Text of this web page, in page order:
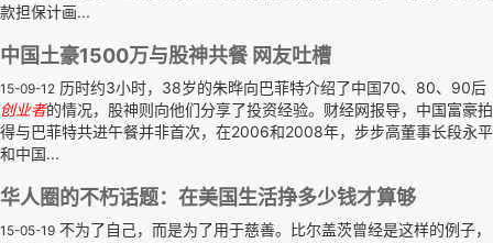
款担保计画...
中国土豪1500万与股神共餐 网友吐槽
15-09-12 历时约3小时，38岁的朱晔向巴菲特介绍了中国70、80、90后
创业者的情况，股神则向他们分享了投资经验。财经网报导，中国富豪拍
得与巴菲特共进午餐并非首次，在2006和2008年，步步高董事长段永平
和中国...
华人圈的不朽话题：在美国生活挣多少钱才算够
15-05-19 不为了自己，而是为了用于慈善。比尔盖茨曾经是这样的例子，